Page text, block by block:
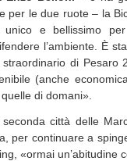
per le due ruote – la
unico e bellissimo
l’ambiente. È
straordinario di
(anche
di domani».
città delle
per continuare a
«ormai